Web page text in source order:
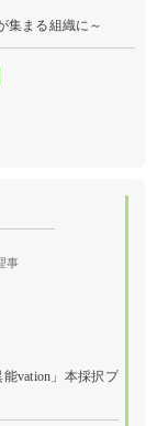
まる組織に～
事
」本採択プ